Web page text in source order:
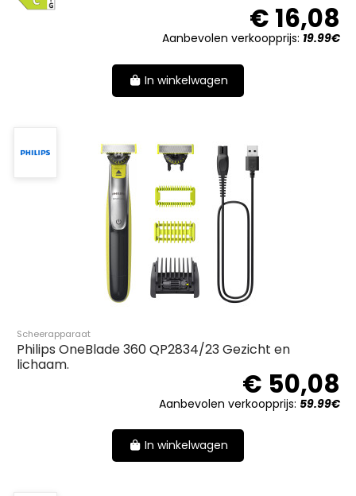
€ 16,08
Aanbevolen verkoopprijs: 19.99€
In winkelwagen
Scheerapparaat
Philips OneBlade 360 QP2834/23 Gezicht en
lichaam.
€ 50,08
Aanbevolen verkoopprijs: 59.99€
In winkelwagen